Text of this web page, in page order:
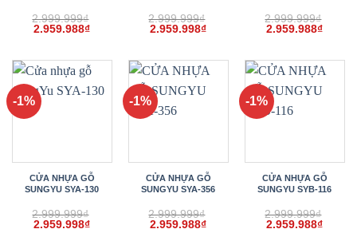
2.999.999₫
Giá
2.999.999₫.
2.959.988₫Giá
là:
2.959.988₫.
2.999.999₫
Giá
2.999.999₫.
2.959.998₫Giá
là:
2.959.998₫.
2.999.999₫
Giá
2.999.999₫.
2.959.988₫Giá
là:
-1%
CỬA NHỰA GỖ
SUNGYU SYA-130
2.999.999₫
Giá
2.959.998₫Giá
-1%
CỬA NHỰA GỖ
SUNGYU SYA-356
2.999.999₫
Giá
2.959.988₫Giá
-1%
CỬA NHỰA GỖ
SUNGYU SYB-116
2.999.999₫
Giá
2.959.988₫Giá